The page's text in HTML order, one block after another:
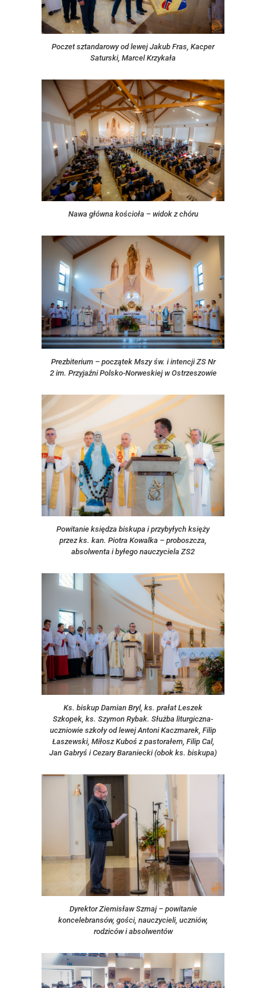
Poczet sztandarowy od lewej Jakub Fras, Kacper
Saturski, Marcel Krzykała
Nawa główna kościoła – widok z chóru
Prezbiterium – początek Mszy św. i intencji ZS Nr
2 im. Przyjaźni Polsko-Norweskiej w Ostrzeszowie
Powitanie księdza biskupa i przybyłych księży
przez ks. kan. Piotra Kowalka – proboszcza,
absolwenta i byłego nauczyciela ZS2
Ks. biskup Damian Bryl, ks. prałat Leszek
Szkopek, ks. Szymon Rybak. Służba liturgiczna-
uczniowie szkoły od lewej Antoni Kaczmarek, Filip
Łaszewski, Miłosz Kuboś z pastorałem, Filip Cal,
Jan Gabryś i Cezary Baraniecki (obok ks. biskupa)
Dyrektor Ziemisław Szmaj – powitanie
koncelebransów, gości, nauczycieli, uczniów,
rodziców i absolwentów